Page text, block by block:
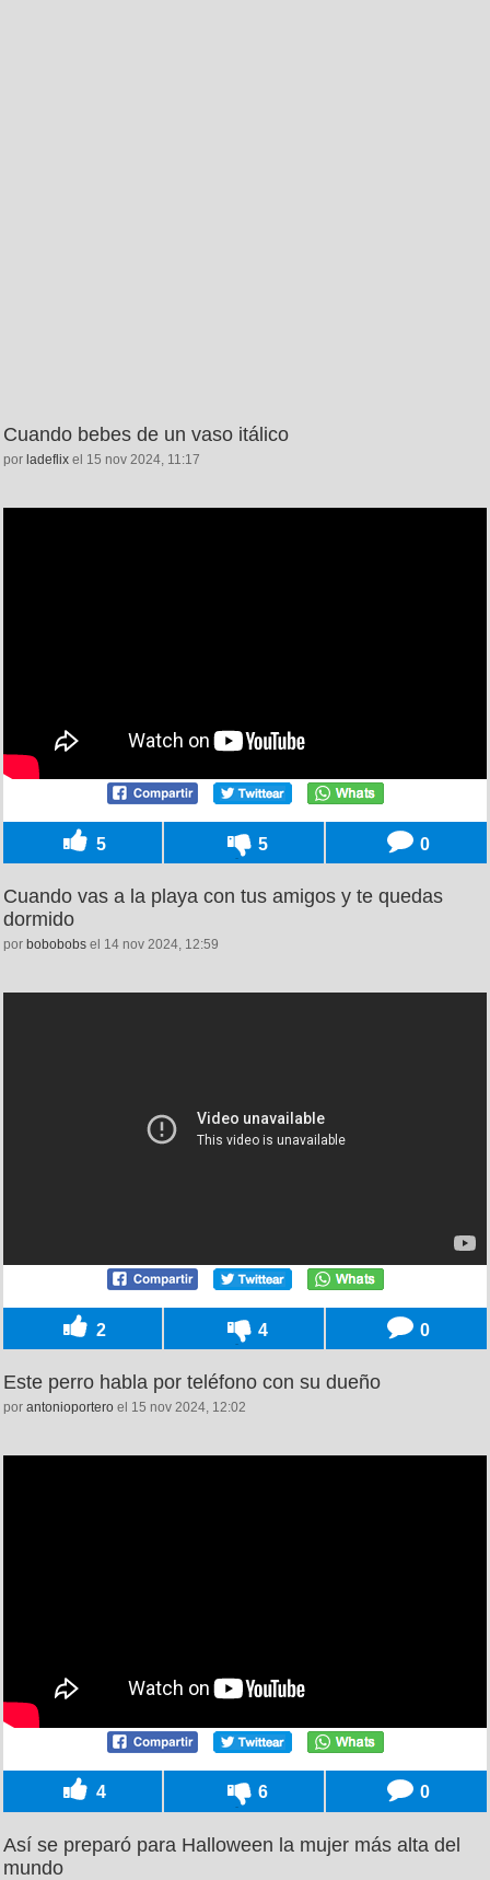
Cuando bebes de un vaso itálico
por ladeflix el 15 nov 2024, 11:17
5 5 0
Cuando vas a la playa con tus amigos y te quedas
dormido
por bobobobs el 14 nov 2024, 12:59
2 4 0
Este perro habla por teléfono con su dueño
por antonioportero el 15 nov 2024, 12:02
4 6 0
Así se preparó para Halloween la mujer más alta del
mundo